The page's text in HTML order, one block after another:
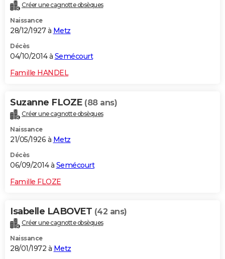
Créer une cagnotte obsèques
Naissance
28/12/1927 à Metz
Décès
04/10/2014 à Semécourt
Famille HANDEL
Suzanne FLOZE (88 ans)
Créer une cagnotte obsèques
Naissance
21/05/1926 à Metz
Décès
06/09/2014 à Semécourt
Famille FLOZE
Isabelle LABOVET (42 ans)
Créer une cagnotte obsèques
Naissance
28/01/1972 à Metz